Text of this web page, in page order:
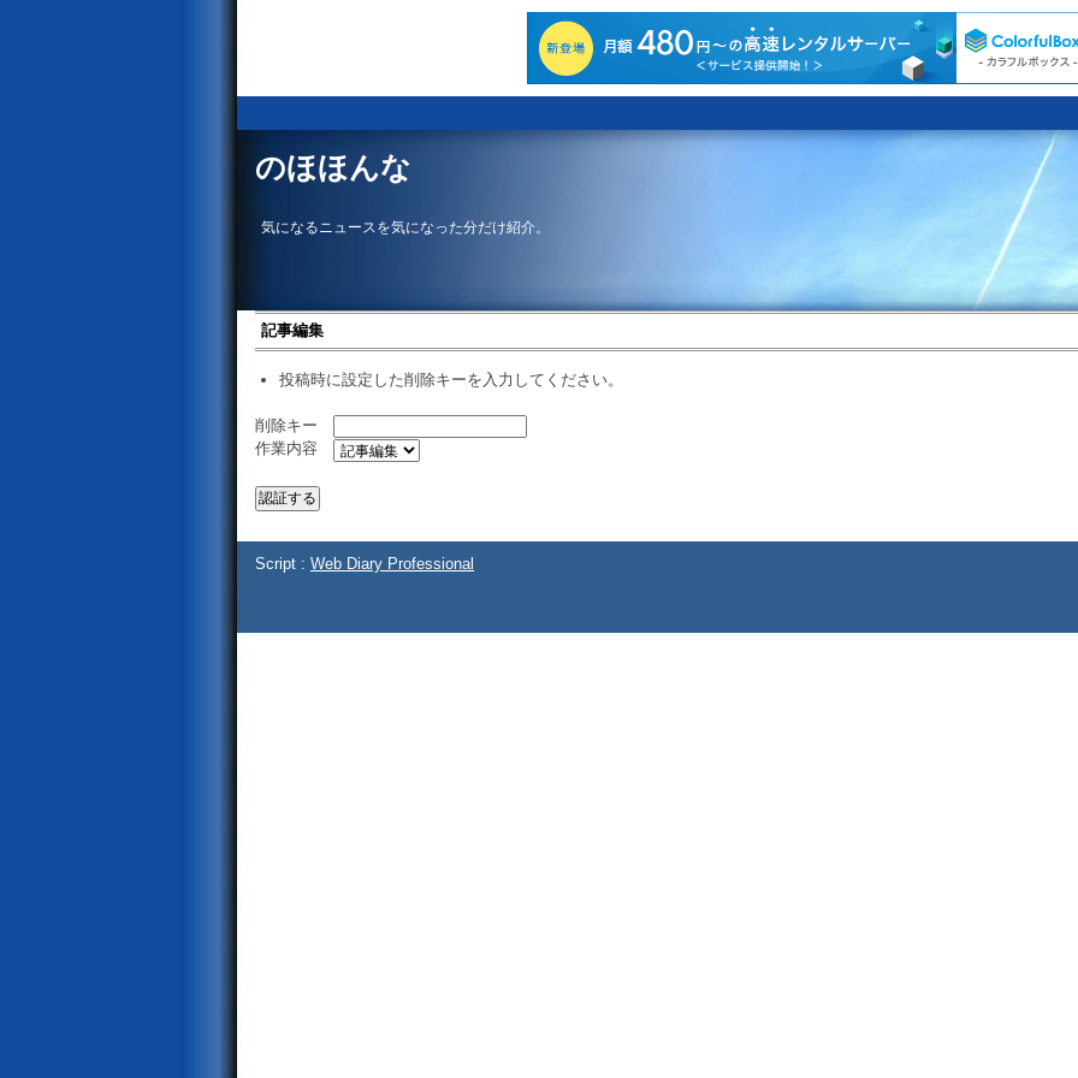
のほほんな
気になるニュースを気になった分だけ紹介。
記事編集
投稿時に設定した削除キーを入力してください。
削除キー
作業内容
Script : Web Diary Professional